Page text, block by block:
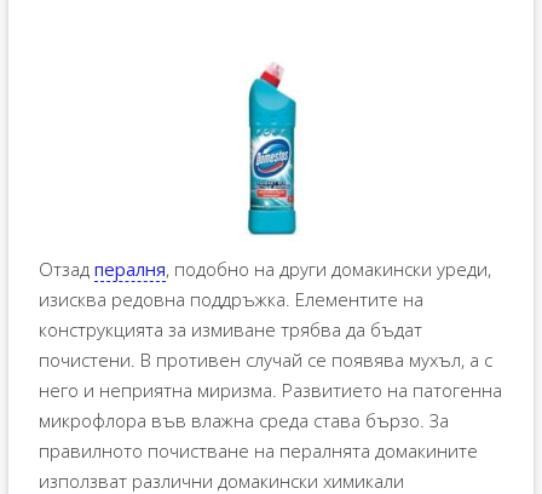
Отзад пералня, подобно на други домакински уреди,
изисква редовна поддръжка. Елементите на
конструкцията за измиване трябва да бъдат
почистени. В противен случай се появява мухъл, а с
него и неприятна миризма. Развитието на патогенна
микрофлора във влажна среда става бързо. За
правилното почистване на пералнята домакините
използват различни домакински химикали